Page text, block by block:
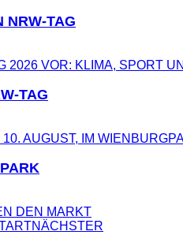
NRW-TAG
TAG
DEN MARKT
NÄCHSTER